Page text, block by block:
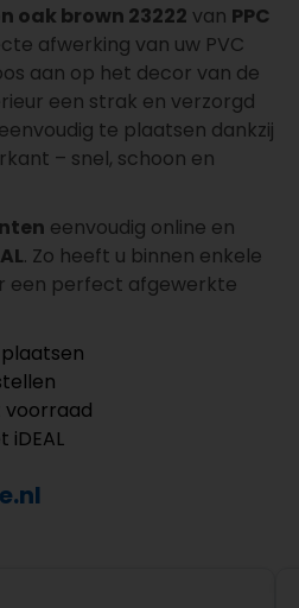
oak brown 23222 van PPC
afwerking van uw PVC
aan op het decor van de
een strak en verzorgd
te plaatsen dankzij
– snel, schoon en
eenvoudig online en
. Zo heeft u binnen enkele
een perfect afgewerkte
voorraad
iDEAL